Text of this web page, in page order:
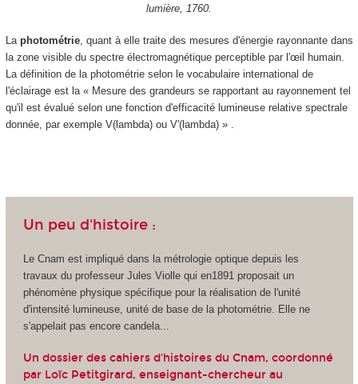
lumière, 1760.
La photométrie, quant à elle traite des mesures d'énergie rayonnante dans
la zone visible du spectre électromagnétique perceptible par l'œil humain.
La définition de la photométrie selon le vocabulaire international de
l'éclairage est la « Mesure des grandeurs se rapportant au rayonnement tel
qu'il est évalué selon une fonction d'efficacité lumineuse relative spectrale
donnée, par exemple V(lambda) ou V'(lambda) » .
Un peu d'histoire :
Le Cnam est impliqué dans la métrologie optique depuis les
travaux du professeur Jules Violle qui en1891 proposait un
phénomène physique spécifique pour la réalisation de l'unité
d'intensité lumineuse, unité de base de la photométrie. Elle ne
s'appelait pas encore candela...
Un dossier des cahiers d'histoires du Cnam, coordonné
par Loïc Petitgirard, enseignant-chercheur au